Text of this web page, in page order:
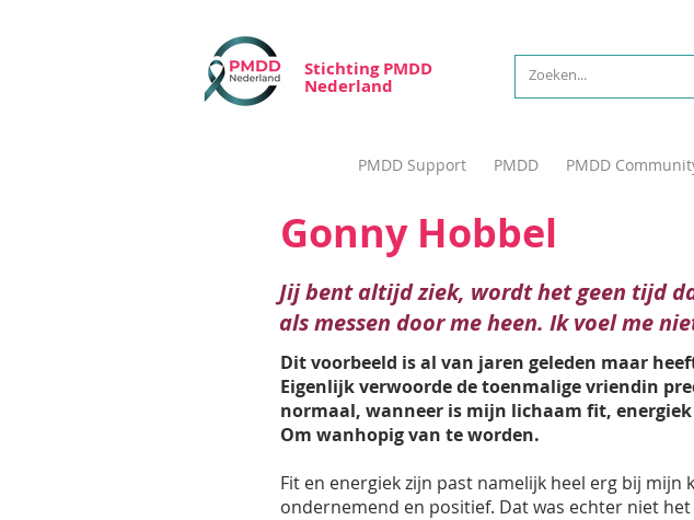
Stichting PMDD
Nederland
PMDD Support PMDD PMDD
Gonny Hobbel
Jij bent altijd ziek, wordt het geen tijd
als messen door me heen. Ik voel me
Dit voorbeeld is al van jaren geleden maar
Eigenlijk verwoorde de toenmalige vriendin
normaal, wanneer is mijn lichaam fit,
Om wanhopig van te worden.
Fit en energiek zijn past namelijk heel erg bij
ondernemend en positief. Dat was echter niet